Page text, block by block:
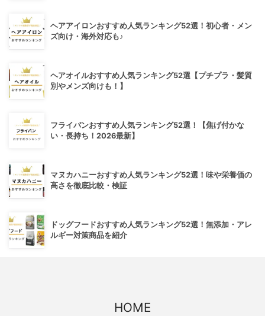
ヘアアイロンおすすめ人気ランキング52選！初心者・メン
ズ向け・海外対応も♪
ヘアオイルおすすめ人気ランキング52選【プチプラ・髪質
別やメンズ向けも！】
フライパンおすすめ人気ランキング52選！【焦げ付かな
い・長持ち！2026最新】
マヌカハニーおすすめ人気ランキング52選！味や栄養価の
高さを徹底比較・検証
ドッグフードおすすめ人気ランキング52選！無添加・アレ
ルギー対策商品を紹介
HOME